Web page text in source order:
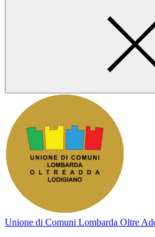
Unione di Comuni Lombarda Oltre